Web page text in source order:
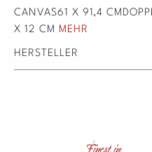
CANVAS61 X 91,4
X 12 CM MEHR
HERSTELLER